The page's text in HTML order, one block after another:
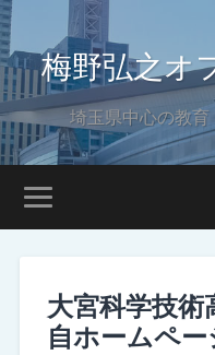
梅野弘之オ
埼玉県中心の教
大宮科学技
自ホームペ